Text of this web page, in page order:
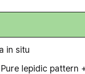
in situ
lepidic pattern